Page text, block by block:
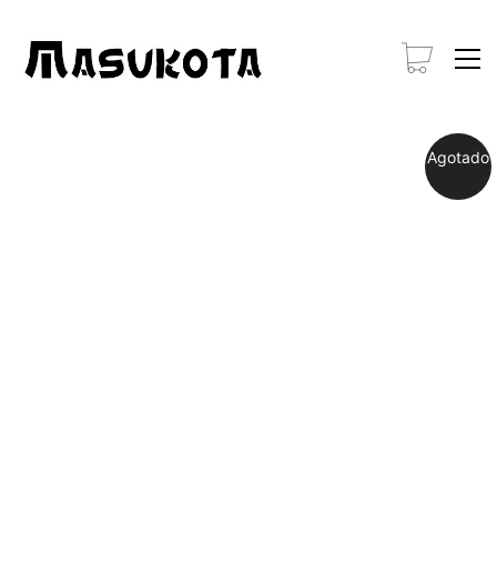
Agotado